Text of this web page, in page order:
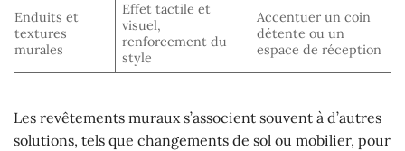
Enduits et
textures
murales
Effet tactile et
visuel,
renforcement du
style
Accentuer un coin
détente ou un
espace de réception
Les revêtements muraux s’associent souvent à d’autres
solutions, tels que changements de sol ou mobilier, pour